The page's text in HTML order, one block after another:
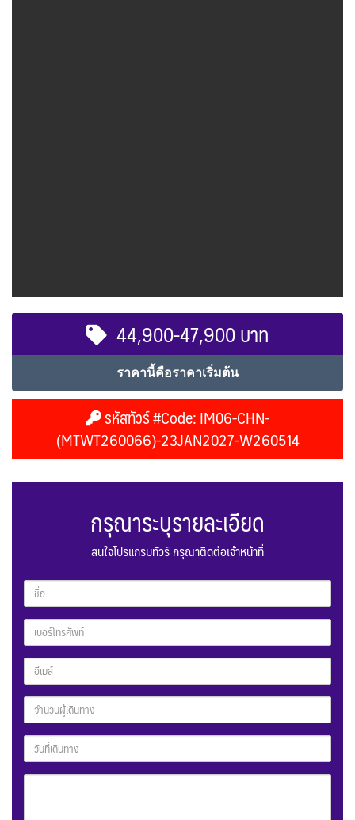
44,900-47,900 บาท
ราคานี้คือราคาเริ่มต้น
รหัสทัวร์ #Code: IM06-CHN-
(MTWT260066)-23JAN2027-W260514
กรุณาระบุรายละเอียด
สนใจโปรแกรมทัวร์ กรุณาติดต่อเจ้าหน้าที่